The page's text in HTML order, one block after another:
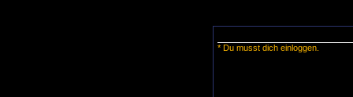
* Du musst dich einloggen.